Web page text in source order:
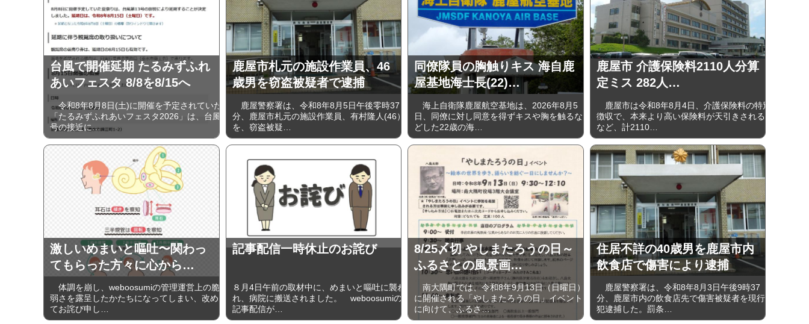
台風で開催延期 たるみずふれ
あいフェスタ 8/8を8/15へ
令和8年8月8日(土)に開催を予定されていた
「たるみずふれあいフェスタ2026」は、台風
号の接近に…
鹿屋市札元の施設作業員、46
歳男を窃盗被疑者で逮捕
鹿屋警察署は、令和8年8月5日午後零時37
分、鹿屋市札元の施設作業員、有村隆人(46）
を、窃盗被疑…
同僚隊員の胸触りキス 海自鹿
屋基地海士長(22)…
海上自衛隊鹿屋航空基地は、2026年8月5
日、同僚に対し同意を得ずキスや胸を触るな
どした22歳の海…
鹿屋市 介護保険料2110人分算
定ミス 282人…
鹿屋市は令和8年8月4日、介護保険料の特別
徴収で、本来より高い保険料が天引きされる
など、計2110…
激しいめまいと嘔吐〜関わっ
てもらった方々に心から…
体調を崩し、weboosumiの管理運営上の脆
弱さを露呈したかたちになってしまい、改め
てお詫び申し…
記事配信一時休止のお詫び
８月4日午前の取材中に、めまいと嘔吐に襲わ
れ、病院に搬送されました。 weboosumiの
記事配信が…
8/25〆切 やしまたろうの日～
ふるさとの風景画…
南大隅町では、令和8年9月13日（日曜日）
に開催される「やしまたろうの日」イベント
に向けて、ふるさ…
住居不詳の40歳男を鹿屋市内
飲食店で傷害により逮捕
鹿屋警察署は、令和8年8月3日午後9時37
分、鹿屋市内の飲食店先で傷害被疑者を現行
犯逮捕した。罰条…